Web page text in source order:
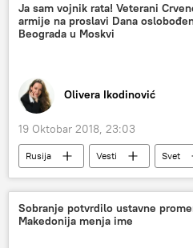
Ja sam vojnik rata! Veterani
armije na proslavi Dana
Beograda u Moskvi
Olivera Ikodinović
19 Oktobar 2018, 23:03
Rusija Vesti Svet
Oslobođenje Beograda
Sobranje potvrdilo ustavne
Makedonija menja ime